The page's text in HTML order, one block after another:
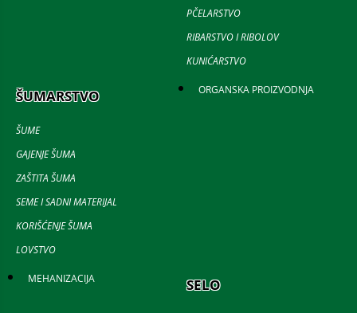
PČELARSTVO
RIBARSTVO I RIBOLOV
KUNIĆARSTVO
ŠUMARSTVO
ŠUME
GAJENJE ŠUMA
ZAŠTITA ŠUMA
SEME I SADNI MATERIJAL
KORIŠĆENJE ŠUMA
LOVSTVO
ORGANSKA PROIZVODNJA
MEHANIZACIJA SELO